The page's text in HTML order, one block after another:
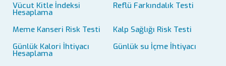
Vücut Kitle İndeksi
Hesaplama
Reflü Farkındalık Testi
Meme Kanseri Risk Testi
Kalp Sağlığı Risk Testi
Günlük Kalori İhtiyacı
Hesaplama
Günlük su İçme İhtiyacı